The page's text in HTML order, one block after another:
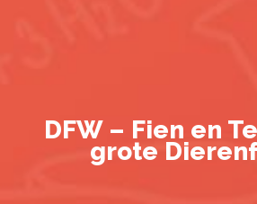
DFW – Fien en
grote